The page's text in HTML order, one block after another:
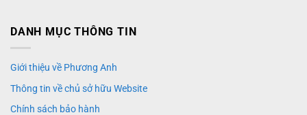
DANH MỤC THÔNG TIN
Giới thiệu về Phương Anh
Thông tin về chủ sở hữu Website
Chính sách bảo hành